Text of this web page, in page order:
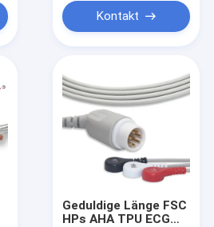
Kontakt
Geduldige Länge FSC
HPs AHA TPU ECG